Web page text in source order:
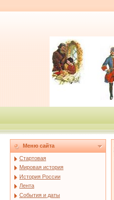
Меню сайта
Стартовая
Мировая история
История России
Лента
События и даты